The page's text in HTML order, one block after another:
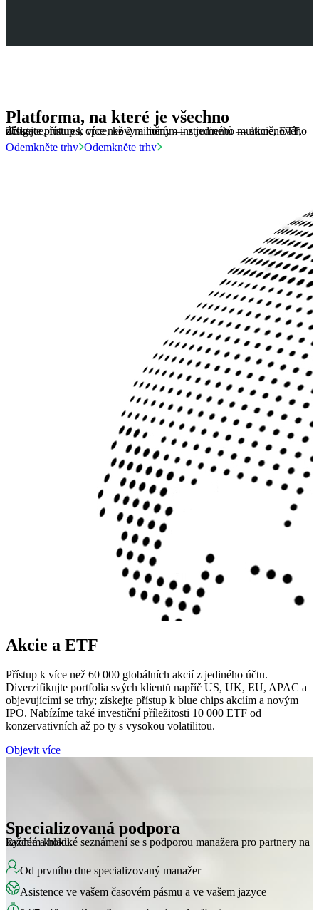
Platforma, na které je všechno
Získejte přístup k více než 2 milionům instrumentů — akcie, ETF, obligace, futures, opce, kovy a měny — z jediného multiměnového účtu.
Odemkněte trhy Odemkněte trhy
Akcie a ETF
Přístup k více než 60 000 globálních akcií z jediného účtu.
Diverzifikujte portfolia svých klientů napříč US, UK, EU, APAC a
objevujícími se trhy; získejte přístup k blue chips akciím a novým
IPO. Nabízíme také investiční příležitosti 10 000 ETF od
konzervativních až po ty s vysokou volatilitou.
Objevit více
Specializovaná podpora
Rychlé a hladké seznámení se s podporou manažera pro partnery na každém kroku.
Od prvního dne specializovaný manažer
Asistence ve vašem časovém pásmu a ve vašem jazyce